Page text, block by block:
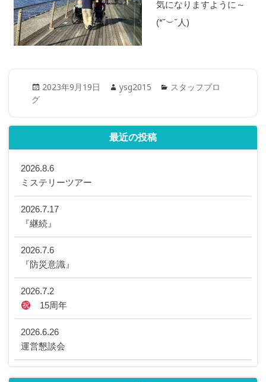
気になりますように～
(*˘︶˘人)
Posted
2023年9月19日 Author
ysg2015 Categories
スタッフブロ
グ
最近の投稿
2026.8.6
ミステリーツアー
2026.7.17
『継続』
2026.7.6
『防災意識』
2026.7.2
15周年
2026.6.26
運営懇談会